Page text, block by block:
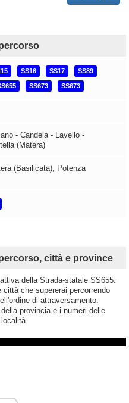
SS16 SS17 SS89
SS673 SS673
- Candela - Lavello -
(Matera)
(Basilicata), Potenza
città e province
della Strada-statale SS655.
che supererai percorrendo
di attraversamento.
provincia e i numeri delle